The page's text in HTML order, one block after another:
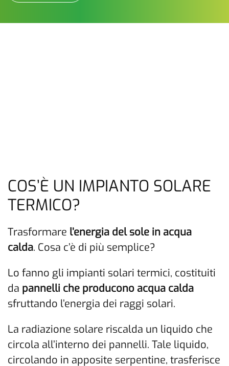
COS’È UN IMPIANTO SOLARE
TERMICO?
Trasformare l’energia del sole in acqua
calda. Cosa c’è di più semplice?
Lo fanno gli impianti solari termici, costituiti
da pannelli che producono acqua calda
sfruttando l’energia dei raggi solari.
La radiazione solare riscalda un liquido che
circola all’interno dei pannelli. Tale liquido,
circolando in apposite serpentine, trasferisce